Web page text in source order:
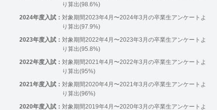
り算出(98.6%)
2024年度入試： 対象期間2023年4月〜2024年3月の卒業生アンケートよ
り算出(97.9%)
2023年度入試： 対象期間2022年4月〜2023年3月の卒業生アンケートよ
り算出(95.8%)
2022年度入試： 対象期間2021年4月〜2022年3月の卒業生アンケートよ
り算出(95%)
2021年度入試： 対象期間2020年4月〜2021年3月の卒業生アンケートよ
り算出(96%)
2020年度入試： 対象期間2019年4月〜2020年3月の卒業生アンケートよ